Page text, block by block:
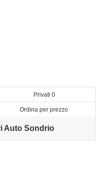
Privati 0
Ordina per prezzo
Auto Sondrio